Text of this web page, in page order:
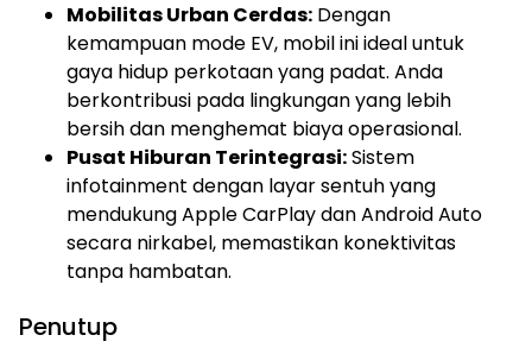
Mobilitas Urban Cerdas: Dengan
kemampuan mode EV, mobil ini ideal untuk
gaya hidup perkotaan yang padat. Anda
berkontribusi pada lingkungan yang lebih
bersih dan menghemat biaya operasional.
Pusat Hiburan Terintegrasi:Sistem
infotainment dengan layar sentuh yang
mendukung Apple CarPlay dan Android Auto
secara nirkabel, memastikan konektivitas
tanpa hambatan.
Penutup